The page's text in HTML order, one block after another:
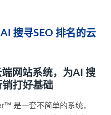
搜寻SEO 排名的云
端网站系统，为AI 搜
销打好基础
是一套不简单的系统，